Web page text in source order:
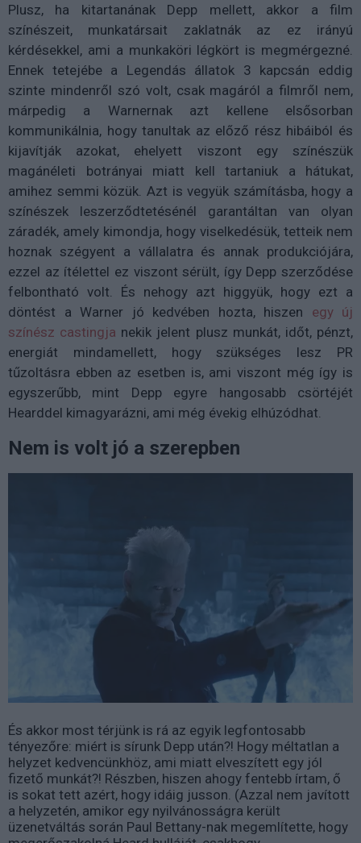
Plusz, ha kitartanának Depp mellett, akkor a film
színészeit, munkatársait zaklatnák az ez irányú
kérdésekkel, ami a munkaköri légkört is megmérgezné.
Ennek tetejébe a Legendás állatok 3 kapcsán eddig
szinte mindenről szó volt, csak magáról a filmről nem,
márpedig a Warnernak azt kellene elsősorban
kommunikálnia, hogy tanultak az előző rész hibáiból és
kijavítják azokat, ehelyett viszont egy színészük
magánéleti botrányai miatt kell tartaniuk a hátukat,
amihez semmi közük. Azt is vegyük számításba, hogy a
színészek leszerződtetésénél garantáltan van olyan
záradék, amely kimondja, hogy viselkedésük, tetteik nem
hoznak szégyent a vállalatra és annak produkciójára,
ezzel az ítélettel ez viszont sérült, így Depp szerződése
felbontható volt. És nehogy azt higgyük, hogy ezt a
döntést a Warner jó kedvében hozta, hiszen egy új
színész castingja nekik jelent plusz munkát, időt, pénzt,
energiát mindamellett, hogy szükséges lesz PR
tűzoltásra ebben az esetben is, ami viszont még így is
egyszerűbb, mint Depp egyre hangosabb csörtéjét
Hearddel kimagyarázni, ami még évekig elhúzódhat.
Nem is volt jó a szerepben
És akkor most térjünk is rá az egyik legfontosabb
tényezőre: miért is sírunk Depp után?! Hogy méltatlan a
helyzet kedvencünkhöz, ami miatt elveszített egy jól
fizető munkát?! Részben, hiszen ahogy fentebb írtam, ő
is sokat tett azért, hogy idáig jusson. (Azzal nem javított
a helyzetén, amikor egy nyilvánosságra került
üzenetváltás során Paul Bettany-nak megemlítette, hogy